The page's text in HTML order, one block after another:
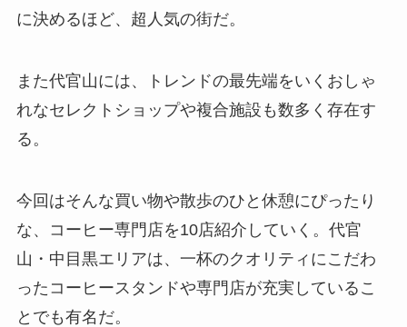
に決めるほど、超人気の街だ。
また代官山には、トレンドの最先端をいくおしゃ
れなセレクトショップや複合施設も数多く存在す
る。
今回はそんな買い物や散歩のひと休憩にぴったり
な、コーヒー専門店を10店紹介していく。代官
山・中目黒エリアは、一杯のクオリティにこだわ
ったコーヒースタンドや専門店が充実しているこ
とでも有名だ。